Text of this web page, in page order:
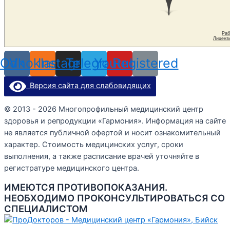
Vk
Odnoklassniki
Instagram
Telegram
Youtube
Registered
Версия сайта для слабовидящих
© 2013 - 2026 Многопрофильный медицинский центр
здоровья и репродукции «Гармония». Информация на сайте
не является публичной офертой и носит ознакомительный
характер. Стоимость медицинских услуг, сроки
выполнения, а также расписание врачей уточняйте в
регистратуре медицинского центра.
ИМЕЮТСЯ ПРОТИВОПОКАЗАНИЯ.
НЕОБХОДИМО ПРОКОНСУЛЬТИРОВАТЬСЯ СО
СПЕЦИАЛИСТОМ